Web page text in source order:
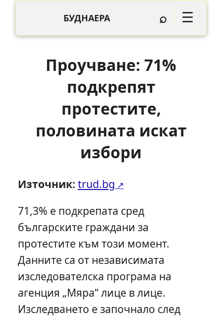
БУДНАЕРА ⌕ ☰
Проучване: 71%
подкрепят
протестите,
половината искат
избори
Източник: trud.bg
71,3% е подкрепата сред
българските граждани за
протестите към този момент.
Данните са от независимата
изследователска програма на
агенция „Мяра“ лице в лице.
Изследването е започнало след